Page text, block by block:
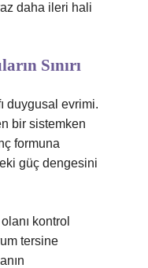
daha ileri hali
Sınırı
duygusal evrimi.
bir sistemken
formuna
güç dengesini
kontrol
tersine